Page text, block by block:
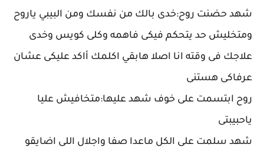
شهد حضنت روح:خدى بالك من نفسك ومن البيبي ياروح
ومتخليش حد يتحكم فيكى فاهمه وكلى كويس وخدى
علاجك فى وقته انا اصلا هابقي اكلمك أاكد عليكى عشان
عرفاكى هستنى
روح ابتسمت على خوف شهد عليها:متخافيش عليا
ياحبيبتى
شهد سلمت على الكل ماعدا صفا واجلال اللى اضايقو